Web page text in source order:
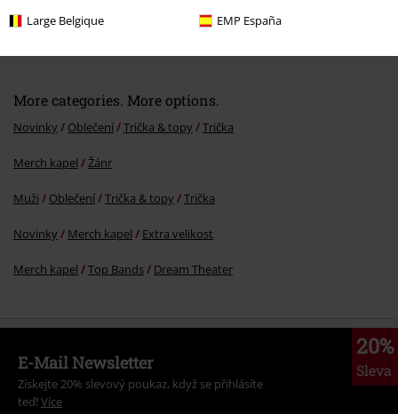
Large Belgique EMP España
OdKč 549,00
More categories. More options.
Novinky Oblečení Trička & topy Trička
Merch kapel Žánr
Muži Oblečení Trička & topy Trička
Novinky Merch kapel Extra velikost
Merch kapel Top Bands Dream Theater
20%
Sleva
E-Mail Newsletter
Získejte 20% slevový poukaz, když se přihlásíte
teď! Více